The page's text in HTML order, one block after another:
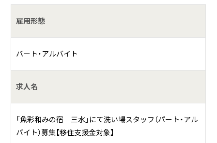
をオープンしました。
具体的には？
２０１７年にリニューアルした｢本館｣12室 と、木のぬくもり
溢れる客室を備えた｢別邸｣ 14室の温泉宿です。
求め、板前自ら潜って捕獲した海の幸や、新鮮な山の幸がお
膳に並びます。また、小湊温泉「願満の湯」は内浦の森より湧
雇用形態
パート・アルバイト
求人名
「魚彩和みの宿 三水」にて洗い場スタッフ（パート・アル
バイト）募集【移住支援金対象】